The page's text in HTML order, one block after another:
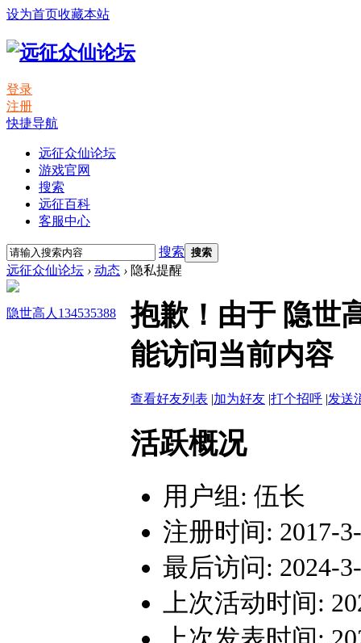
设为首页收藏本站
登录
注册
快捷导航
远征众仙论坛
游戏官网
搜索
远征百科
客服中心
搜索 搜索
远征众仙论坛 › 动态 › 隐私提醒
隐世高人134535388
抱歉！由于 隐世
能访问当前内容
查看好友列表 |加为好友 |打个招呼 |发送
活跃概况
用户组: 伍长
注册时间: 2017-
最后访问: 2024-
上次活动时间: